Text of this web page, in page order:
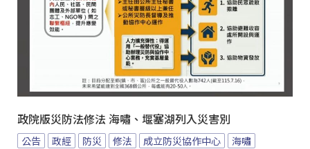
政院版災防法修法 海嘯、堰塞湖列入災害別
公告 政經 防災 修法 成立防災協作中心
海嘯